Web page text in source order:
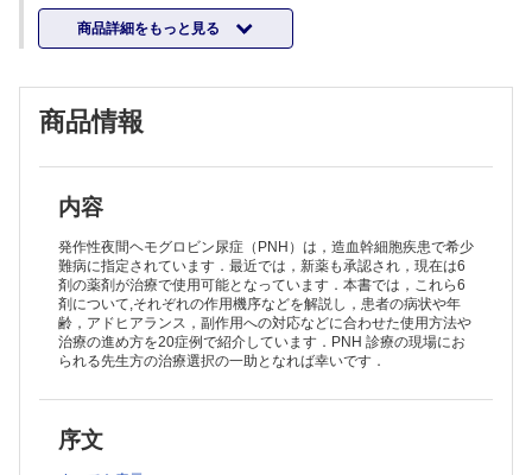
略語一覧
第1章 PNHの基礎知識
1 PNHの定義・病態・症状・治療 植田康敬，髙森弘之
第2章 症例で理解するPNH診療
症例 1 挙児希望にて日本での承認によってエクリズマブを導入し，
症例 2 BTH合併緊急帝王切開術および骨盤位による選択的帝王切開
術の成功例 野上彩子，宮坂尚幸
薬剤 エクリズマブ
症例 3 再生不良性貧血の経過中にPNHクローン拡大と脳静脈洞血栓
症をきたし，C5阻害薬とCFD阻害薬併用による抗補体療法が奏効した
一例 坂本竜弘，小原 直
薬剤 ラブリズマブ，ダニコパン
症例 4 抗補体療法中に発症した侵襲性髄膜炎菌感染症の1例―迅速
な治療介入により救命し得たPNH症例 本間俊佑，山口博樹
薬剤 エクリズマブ，ラブリズマブ
薬剤 エクリズマブ，ラブリズマブ，ペグセタコプラン
商品詳細をもっと見る
商品情報
内容
発作性夜間ヘモグロビン尿症（PNH）は，造血幹細胞疾患で希少
難病に指定されています．最近では，新薬も承認され，現在は6
剤の薬剤が治療で使用可能となっています．本書では，これら6
剤について,それぞれの作用機序などを解説し，患者の病状や年
齢，アドヒアランス，副作用への対応などに合わせた使用方法や
治療の進め方を20症例で紹介しています．PNH 診療の現場にお
られる先生方の治療選択の一助となれば幸いです．
序文